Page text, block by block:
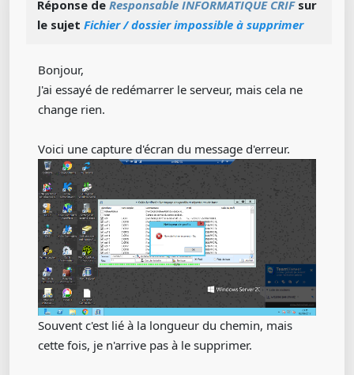
Réponse de Responsable INFORMATIQUE CRIFsur
le sujet Fichier / dossier impossible à supprimer
Bonjour,
J'ai essayé de redémarrer le serveur, mais cela ne
change rien.
Voici une capture d'écran du message d'erreur.
Souvent c'est lié à la longueur du chemin, mais
cette fois, je n'arrive pas à le supprimer.